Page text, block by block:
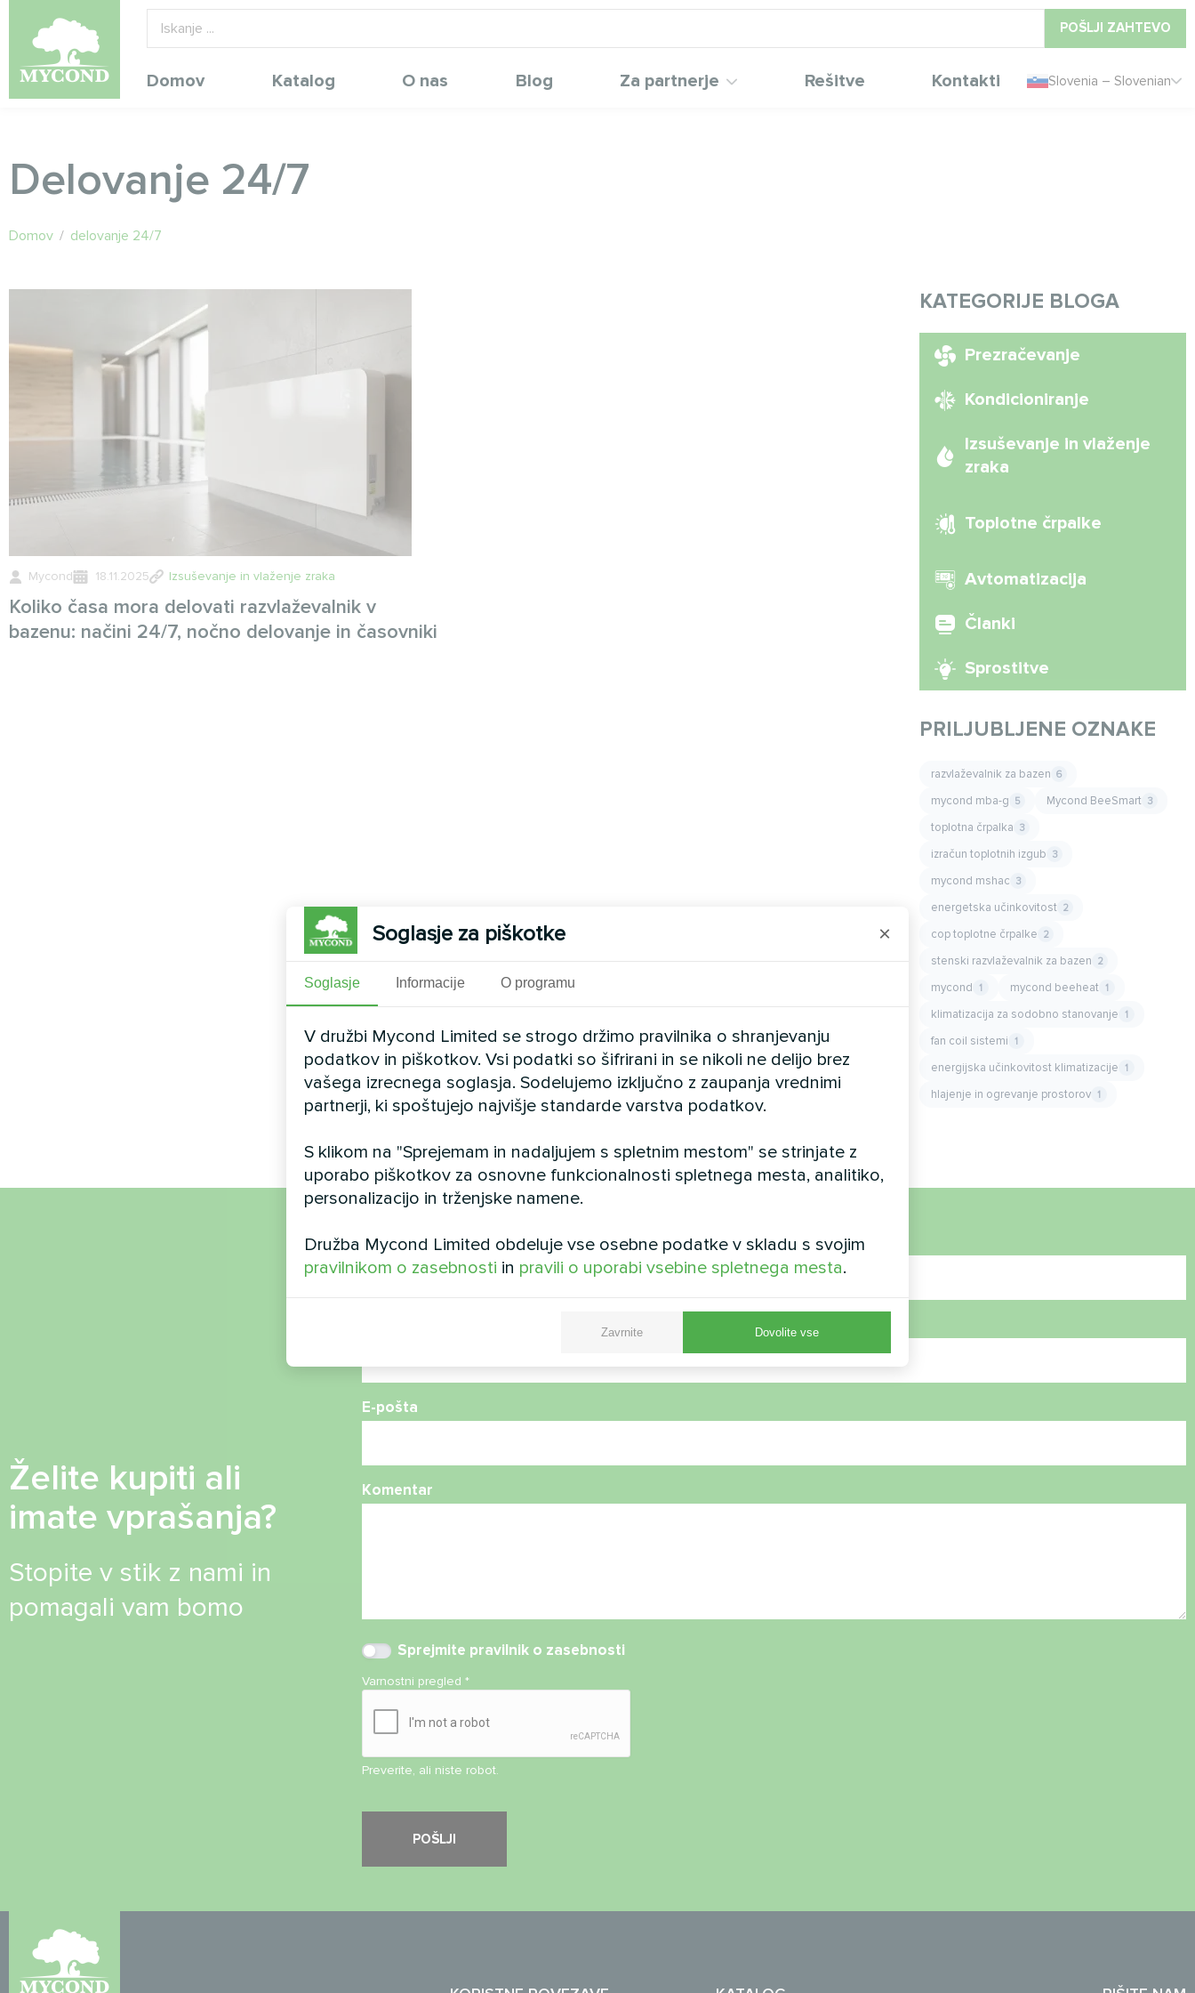
POŠLJI ZAHTEVO
Domov Katalog O nas Blog Za partnerje Rešitve Kontakti Slovenia – Slovenian
Delovanje 24/7
Domov / delovanje 24/7
Mycond 18.11.2025 Izsuševanje in vlaženje zraka
Koliko časa mora delovati razvlaževalnik v
bazenu: načini 24/7, nočno delovanje in časovniki
KATEGORIJE BLOGA
Prezračevanje
Kondicioniranje
Izsuševanje in vlaženje
zraka
Toplotne črpalke
Avtomatizacija
Članki
Sprostitve
PRILJUBLJENE OZNAKE
razvlaževalnik za bazen 6
mycond mba-g 5 Mycond BeeSmart 3
toplotna črpalka 3
izračun toplotnih izgub 3
mycond mshac 3
energetska učinkovitost 2
cop toplotne črpalke 2
stenski razvlaževalnik za bazen 2
mycond 1 mycond beeheat 1
klimatizacija za sodobno stanovanje 1
fan coil sistemi 1
energijska učinkovitost klimatizacije 1
hlajenje in ogrevanje prostorov 1
Želite kupiti ali
imate vprašanja?
Stopite v stik z nami in
pomagali vam bomo
Ime
E-pošta
Komentar
Sprejmite pravilnik o zasebnosti
Varnostni pregled*
Preverite, ali niste robot.
Soglasje za piškotke ×
Soglasje Informacije O programu
V družbi Mycond Limited se strogo držimo pravilnika o shranjevanju
podatkov in piškotkov. Vsi podatki so šifrirani in se nikoli ne delijo brez
vašega izrecnega soglasja. Sodelujemo izključno z zaupanja vrednimi
partnerji, ki spoštujejo najvišje standarde varstva podatkov.
S klikom na "Sprejemam in nadaljujem s spletnim mestom" se strinjate z
uporabo piškotkov za osnovne funkcionalnosti spletnega mesta, analitiko,
personalizacijo in trženjske namene.
Družba Mycond Limited obdeluje vse osebne podatke v skladu s svojim
pravilnikom o zasebnosti in pravili o uporabi vsebine spletnega mesta.
Zavrnite Dovolite vse